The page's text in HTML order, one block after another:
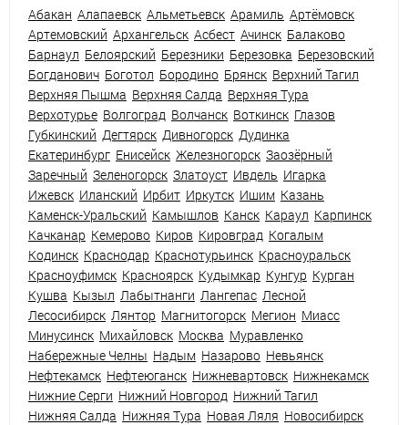
Абакан Алапаевск Альметьевск Арамиль Артёмовск
Артемовский Архангельск Асбест Ачинск Балаково
Барнаул Белоярский Березники Березовка Березовский
Богданович Боготол Бородино Брянск Верхний Тагил
Верхняя Пышма Верхняя Салда Верхняя Тура
Верхотурье Волгоград Волчанск Воткинск Глазов
Губкинский Дегтярск Дивногорск Дудинка
Екатеринбург Енисейск Железногорск Заозёрный
Заречный Зеленогорск Златоуст Ивдель Игарка
Ижевск Иланский Ирбит Иркутск Ишим Казань
Каменск-Уральский Камышлов Канск Караул Карпинск
Качканар Кемерово Киров Кировград Когалым
Кодинск Краснодар Краснотурьинск Красноуральск
Красноуфимск Красноярск Кудымкар Кунгур Курган
Кушва Кызыл Лабытнанги Лангепас Лесной
Лесосибирск Лянтор Магнитогорск Мегион Миасс
Минусинск Михайловск Москва Муравленко
Набережные Челны Надым Назарово Невьянск
Нефтекамск Нефтеюганск Нижневартовск Нижнекамск
Нижние Серги Нижний Новгород Нижний Тагил
Нижняя Салда Нижняя Тура Новая Ляля Новосибирск